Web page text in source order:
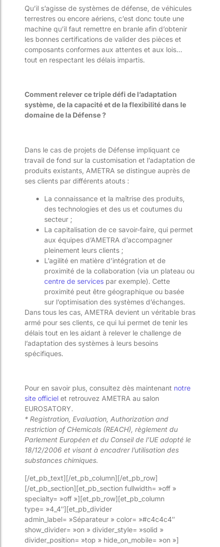
Qu’il s’agisse de systèmes de défense, de véhicules
terrestres ou encore aériens, c’est donc toute une
machine qu’il faut remettre en branle afin d’obtenir
les bonnes certifications de valider des pièces et
composants conformes aux attentes et aux lois…
tout en respectant les délais impartis.
Comment relever ce triple défi de l’adaptation
système, de la capacité et de la flexibilité dans le
domaine de la Défense ?
Dans le cas de projets de Défense impliquant ce
travail de fond sur la customisation et l’adaptation de
produits existants, AMETRA se distingue auprès de
ses clients par différents atouts :
La connaissance et la maîtrise des produits,
des technologies et des us et coutumes du
secteur ;
La capitalisation de ce savoir-faire, qui permet
aux équipes d’AMETRA d’accompagner
pleinement leurs clients ;
L’agilité en matière d’intégration et de
proximité de la collaboration (via un plateau ou
centre de services par exemple). Cette
proximité peut être géographique ou basée
sur l’optimisation des systèmes d’échanges.
Dans tous les cas, AMETRA devient un véritable bras
armé pour ses clients, ce qui lui permet de tenir les
délais tout en les aidant à relever le challenge de
l’adaptation des systèmes à leurs besoins
spécifiques.
Pour en savoir plus, consultez dès maintenant notre
site officiel et retrouvez AMETRA au salon
EUROSATORY.
* Registration, Evaluation, Authorization and
restriction of CHemicals (REACH), règlement du
Parlement Européen et du Conseil de l’UE adopté le
18/12/2006 et visant à encadrer l’utilisation des
substances chimiques.
[/et_pb_text][/et_pb_column][/et_pb_row]
[/et_pb_section][et_pb_section fullwidth= »off »
specialty= »off »][et_pb_row][et_pb_column
type= »4_4″][et_pb_divider
admin_label= »Séparateur » color= »#c4c4c4″
show_divider= »on » divider_style= »solid »
divider_position= »top » hide_on_mobile= »on »]